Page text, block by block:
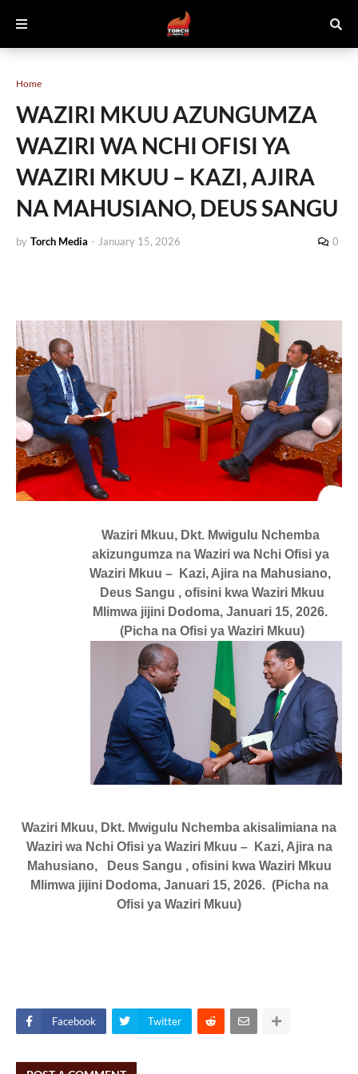
Home
WAZIRI MKUU AZUNGUMZA
WAZIRI WA NCHI OFISI YA
WAZIRI MKUU – KAZI, AJIRA
NA MAHUSIANO, DEUS SANGU
by Torch Media - January 15, 2026 0
Waziri Mkuu, Dkt. Mwigulu Nchemba
akizungumza na Waziri wa Nchi Ofisi ya
Waziri Mkuu – Kazi, Ajira na Mahusiano,
Deus Sangu , ofisini kwa Waziri Mkuu
Mlimwa jijini Dodoma, Januari 15, 2026.
(Picha na Ofisi ya Waziri Mkuu)
Waziri Mkuu, Dkt. Mwigulu Nchemba akisalimiana na
Waziri wa Nchi Ofisi ya Waziri Mkuu – Kazi, Ajira na
Mahusiano, Deus Sangu , ofisini kwa Waziri Mkuu
Mlimwa jijini Dodoma, Januari 15, 2026. (Picha na
Ofisi ya Waziri Mkuu)
Facebook Twitter